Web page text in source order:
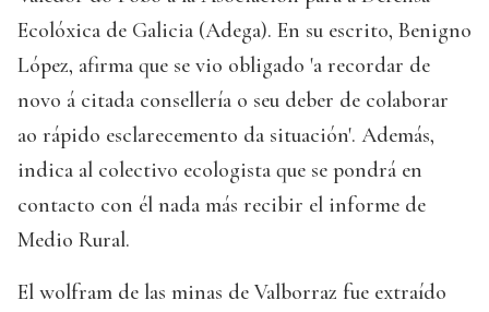
Ecolóxica de Galicia (Adega). En su escrito, Benigno
López, afirma que se vio obligado 'a recordar de
novo á citada consellería o seu deber de colaborar
ao rápido esclarecemento da situación'. Además,
indica al colectivo ecologista que se pondrá en
contacto con él nada más recibir el informe de
Medio Rural.
El wolfram de las minas de Valborraz fue extraído